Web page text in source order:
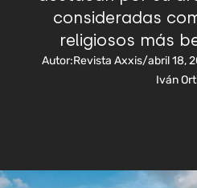
consideradas
religiosos más
Autor:Revista Axxis/abril 18,
Iván